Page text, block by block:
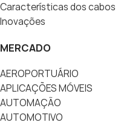
Características dos cabos
Inovações
MERCADO
AEROPORTUÁRIO
APLICAÇÕES MÓVEIS
AUTOMAÇÃO
AUTOMOTIVO